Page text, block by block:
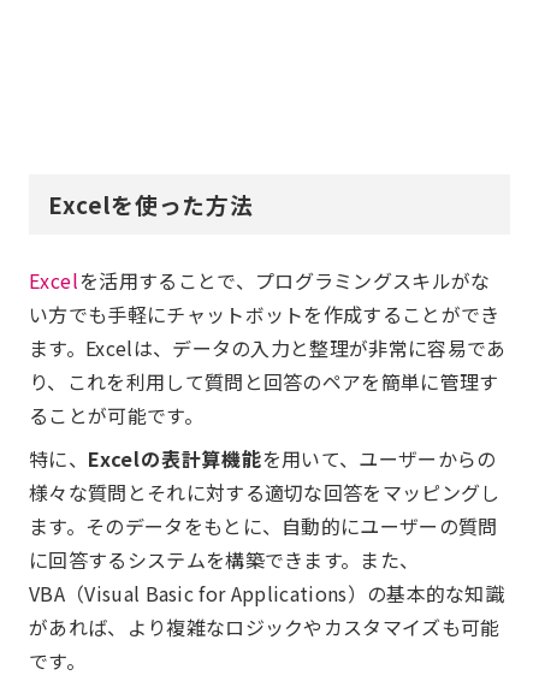
Excelを使った方法
Excelを活用することで、プログラミングスキルがな
い方でも手軽にチャットボットを作成することができ
ます。Excelは、データの入力と整理が非常に容易であ
り、これを利用して質問と回答のペアを簡単に管理す
ることが可能です。
特に、 Excelの表計算機能を用いて、ユーザーからの
様々な質問とそれに対する適切な回答をマッピングし
ます。そのデータをもとに、自動的にユーザーの質問
に回答するシステムを構築できます。また、
VBA（Visual Basic for Applications）の基本的な知識
があれば、より複雑なロジックやカスタマイズも可能
です。